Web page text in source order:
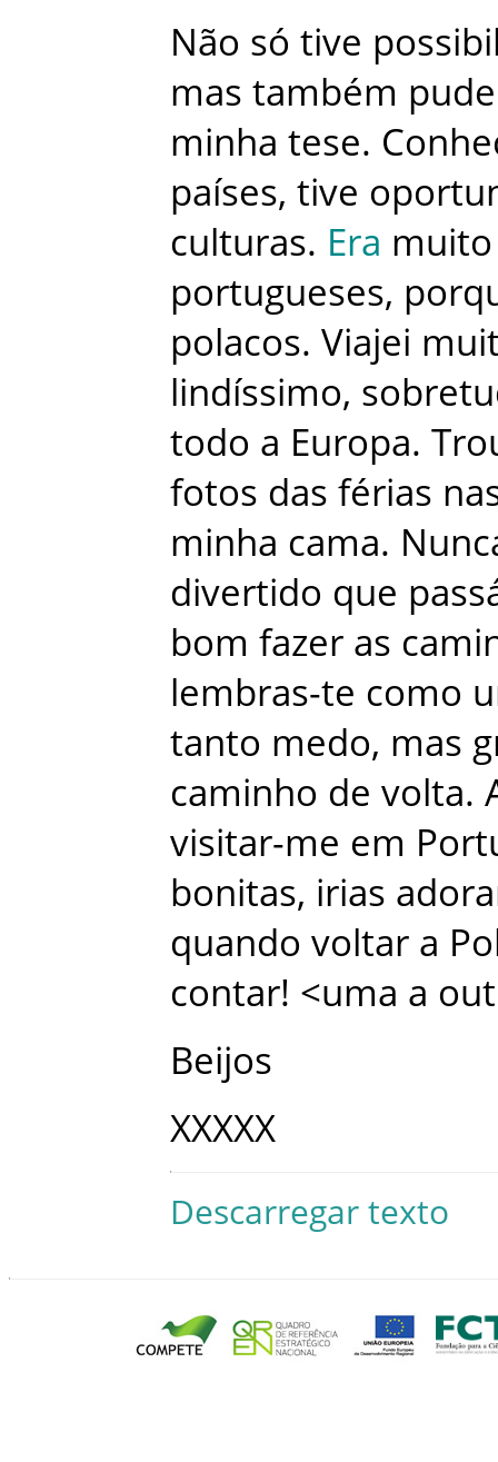
Não só tive
mas também pude
minha tese.
países, tive
culturas. Era muito
portugueses,
polacos. Viajei
lindíssimo,
todo a Europa.
fotos das férias
minha cama.
divertido que
bom fazer as
lembras-te como
tanto medo, mas
caminho de volta.
visitar-me em
bonitas, irias
quando voltar a
contar! <uma a
Beijos
XXXXX
Descarregar texto